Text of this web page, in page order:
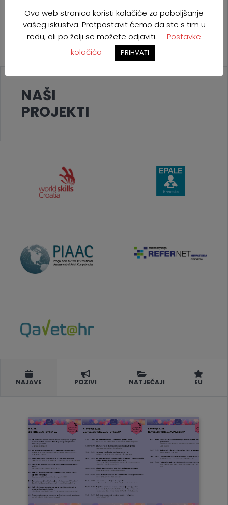
NAŠI
PROJEKTI
NAJAVE POZIVI NATJEČAJI EU
Ova web stranica koristi kolačiće za poboljšanje
vašeg iskustva. Pretpostavit ćemo da ste s tim u
redu, ali po želji se možete odjaviti.
Postavke
kolačića
PRIHVATI